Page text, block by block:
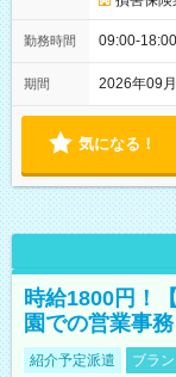
勤務時間 09:00-
期間 2026年09
気になる！
時給1800円！
園での営業事務
紹介予定派遣 ブラ